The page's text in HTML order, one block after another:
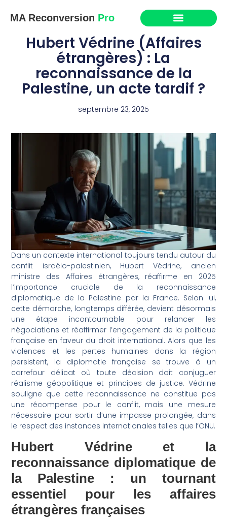
MA Reconversion Pro
Hubert Védrine (Affaires
étrangères) : La
reconnaissance de la
Palestine, un acte tardif ?
septembre 23, 2025
Dans un contexte international toujours tendu autour du
conflit israélo-palestinien, Hubert Védrine, ancien
ministre des Affaires étrangères, réaffirme en 2025
l’importance cruciale de la reconnaissance
diplomatique de la Palestine par la France. Selon lui,
cette démarche, longtemps différée, devient désormais
une étape incontournable pour relancer les
négociations et réaffirmer l’engagement de la politique
française en faveur du droit international. Alors que les
violences et les pertes humaines dans la région
persistent, la diplomatie française se trouve à un
carrefour délicat où toute décision doit conjuguer
réalisme géopolitique et principes de justice. Védrine
souligne que cette reconnaissance ne constitue pas
une récompense pour le conflit, mais une mesure
nécessaire pour sortir d’une impasse prolongée, dans
le respect des instances internationales telles que l’ONU.
Hubert Védrine et la
reconnaissance diplomatique de
la Palestine : un tournant
essentiel pour les affaires
étrangères françaises